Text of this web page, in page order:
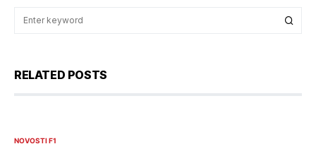
RELATED POSTS
NOVOSTI F1